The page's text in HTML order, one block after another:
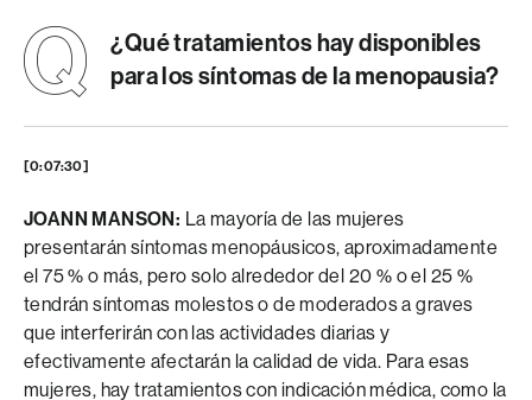
¿Qué tratamientos hay disponibles
para los síntomas de la menopausia?
[0:07:30]
JOANN MANSON: La mayoría de las mujeres
presentarán síntomas menopáusicos, aproximadamente
el 75 % o más, pero solo alrededor del 20 % o el 25 %
tendrán síntomas molestos o de moderados a graves
que interferirán con las actividades diarias y
efectivamente afectarán la calidad de vida. Para esas
mujeres, hay tratamientos con indicación médica, como la